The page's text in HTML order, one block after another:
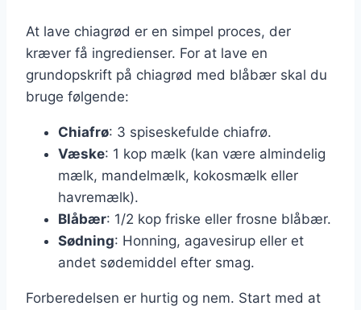
At lave chiagrød er en simpel proces, der
kræver få ingredienser. For at lave en
grundopskrift på chiagrød med blåbær skal du
bruge følgende:
Chiafrø: 3 spiseskefulde chiafrø.
Væske: 1 kop mælk (kan være almindelig
mælk, mandelmælk, kokosmælk eller
havremælk).
Blåbær: 1/2 kop friske eller frosne blåbær.
Sødning: Honning, agavesirup eller et
andet sødemiddel efter smag.
Forberedelsen er hurtig og nem. Start med at